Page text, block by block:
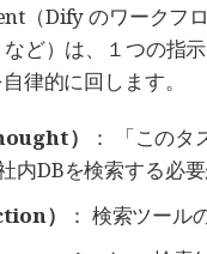
（Dify のワークフ
ど）は、１つの指
律的に回します。
）
： 「この
内DBを検索する必要
）
： 検索ツール